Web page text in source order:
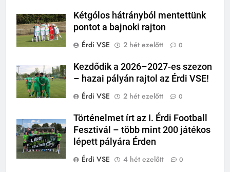
Kétgólos hátrányból mentettünk
pontot a bajnoki rajton
Érdi VSE
2 hét ezelőtt 0
Kezdődik a 2026–2027-es szezon
– hazai pályán rajtol az Érdi VSE!
Érdi VSE
2 hét ezelőtt 0
Történelmet írt az I. Érdi Football
Fesztivál – több mint 200 játékos
lépett pályára Érden
Érdi VSE
4 hét ezelőtt 0